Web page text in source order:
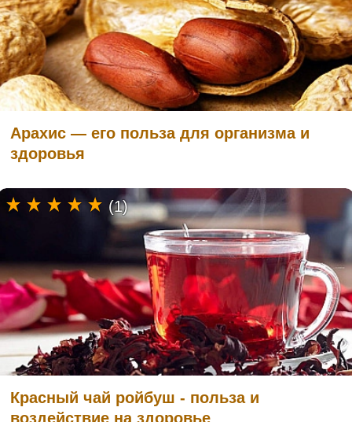
Арахис — его польза для организма и
здоровья
Красный чай ройбуш - польза и
воздействие на здоровье
(1)